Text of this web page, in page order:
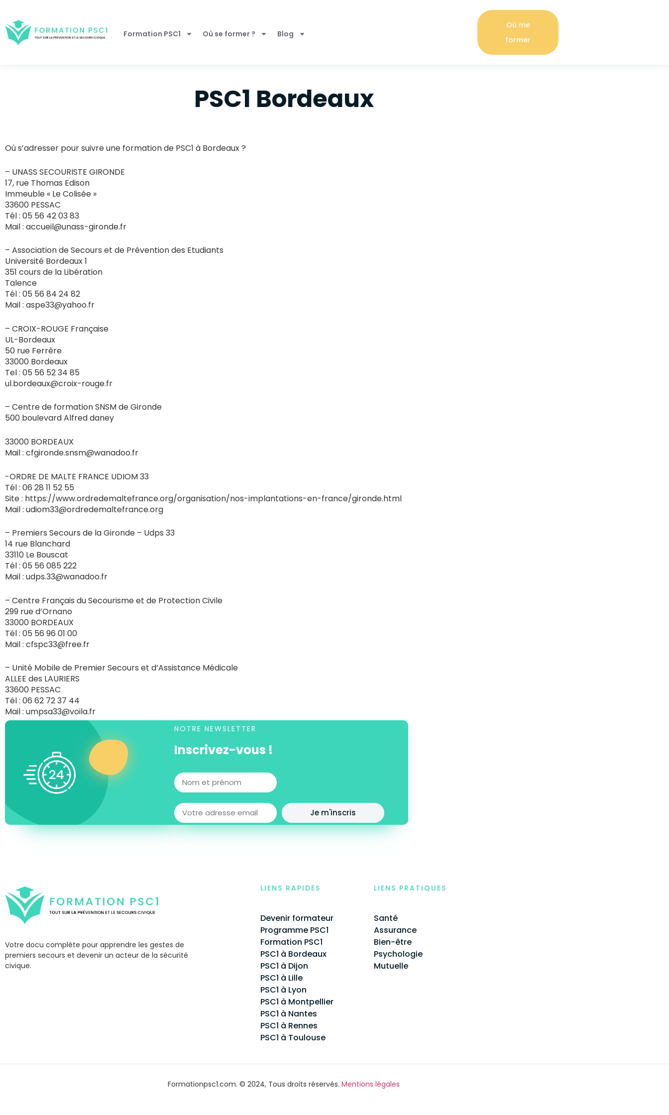
Formation PSC1 Où se former ? Blog
Où me
former
PSC1 Bordeaux
Où s’adresser pour suivre une formation de PSC1 à Bordeaux ?
– UNASS SECOURISTE GIRONDE
17, rue Thomas Edison
Immeuble « Le Colisée »
33600 PESSAC
Tél : 05 56 42 03 83
Mail : accueil@unass-gironde.fr
– Association de Secours et de Prévention des Etudiants
Université Bordeaux 1
351 cours de la Libération
Talence
Tél : 05 56 84 24 82
Mail : aspe33@yahoo.fr
– CROIX-ROUGE Française
UL-Bordeaux
50 rue Ferrère
33000 Bordeaux
Tel : 05 56 52 34 85
ul.bordeaux@croix-rouge.fr
– Centre de formation SNSM de Gironde
500 boulevard Alfred daney
33000 BORDEAUX
Mail : cfgironde.snsm@wanadoo.fr
-ORDRE DE MALTE FRANCE UDIOM 33
Tél : 06 28 11 52 55
Site : https://www.ordredemaltefrance.org/organisation/nos-implantations-en-france/gironde.html
Mail : udiom33@ordredemaltefrance.org
– Premiers Secours de la Gironde – Udps 33
14 rue Blanchard
33110 Le Bouscat
Tél : 05 56 085 222
Mail : udps.33@wanadoo.fr
– Centre Français du Secourisme et de Protection Civile
299 rue d’Ornano
33000 BORDEAUX
Tél : 05 56 96 01 00
Mail : cfspc33@free.fr
– Unité Mobile de Premier Secours et d’Assistance Médicale
ALLEE des LAURIERS
33600 PESSAC
Tél : 06 62 72 37 44
Mail : umpsa33@voila.fr
NOTRE NEWSLETTER
Inscrivez-vous !
Je m'inscris
Votre docu complète pour apprendre les gestes de
premiers secours et devenir un acteur de la sécurité
civique.
LIENS RAPIDES
Devenir formateur
Programme PSC1
Formation PSC1
PSC1 à Bordeaux
PSC1 à Dijon
PSC1 à Lille
PSC1 à Lyon
PSC1 à Montpellier
PSC1 à Nantes
PSC1 à Rennes
PSC1 à Toulouse
LIENS PRATIQUES
Santé
Assurance
Bien-être
Psychologie
Mutuelle
Formationpsc1.com. © 2024, Tous droits réservés. Mentions légales